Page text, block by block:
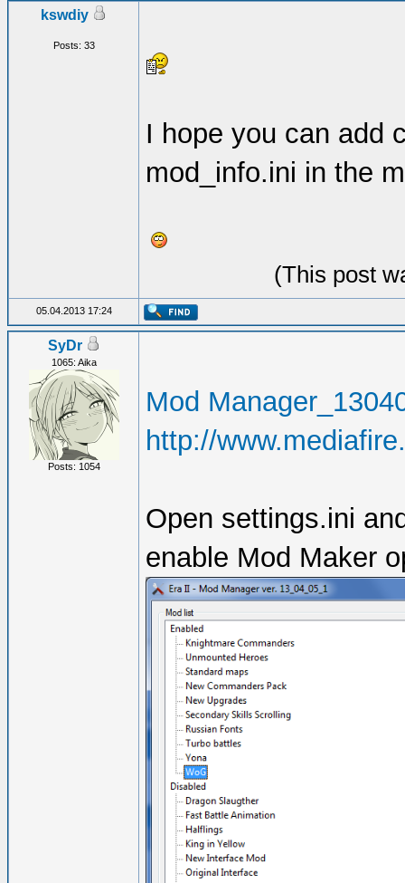
kswdiy
Posts: 33
I hope you can add
mod_info.ini in the
(This post
05.04.2013 17:24
SyDr
1065: Aika
Posts: 1054
Mod
http://
Open settings.ini
enable Mod Maker